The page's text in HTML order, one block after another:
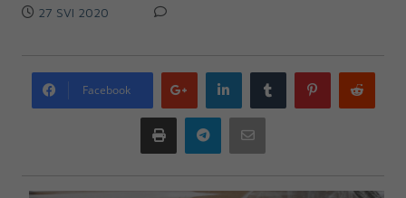
27 SVI 2020
Facebook
Google
plus
LinkedIn Tumblr Pinterest
Print Telegram